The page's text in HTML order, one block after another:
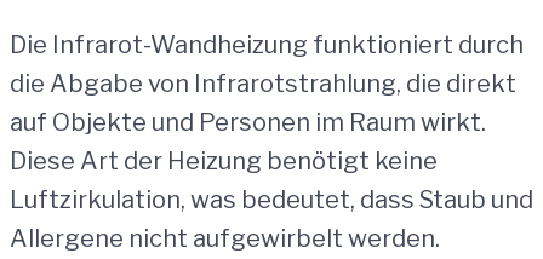
Die Infrarot-Wandheizung funktioniert durch
die Abgabe von Infrarotstrahlung, die direkt
auf Objekte und Personen im Raum wirkt.
Diese Art der Heizung benötigt keine
Luftzirkulation, was bedeutet, dass Staub und
Allergene nicht aufgewirbelt werden.